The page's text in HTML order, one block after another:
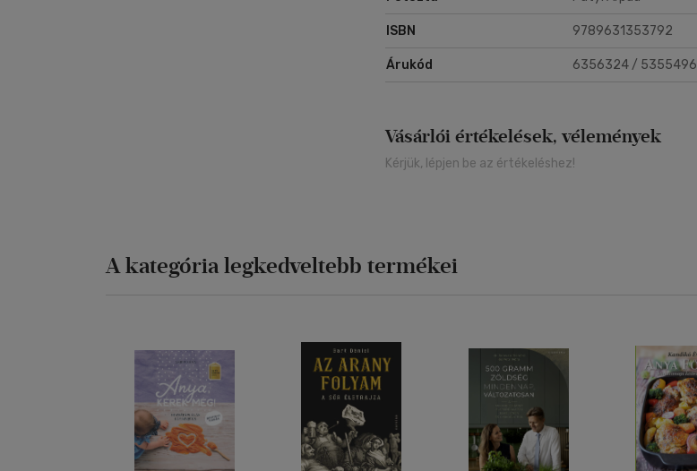
ISBN 9789631353792
Árukód 6356324 / 5355496
Vásárlói értékelések, vélemények
Kérjük, lépjen be az értékeléshez!
A kategória legkedveltebb termékei